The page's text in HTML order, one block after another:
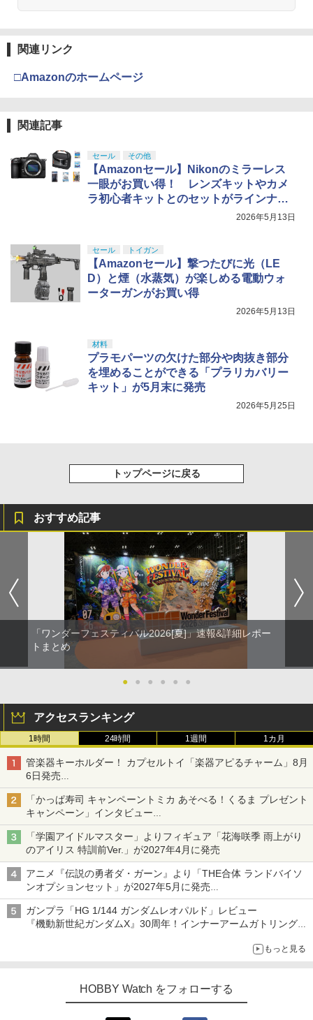
関連リンク
□Amazonのホームページ
関連記事
セール その他
【Amazonセール】Nikonのミラーレス
一眼がお買い得！ レンズキットやカメ
ラ初心者キットとのセットがラインナッ
2026年5月13日
セール トイガン
【Amazonセール】撃つたびに光（LE
D）と煙（水蒸気）が楽しめる電動ウォ
ーターガンがお買い得
2026年5月13日
材料
プラモパーツの欠けた部分や肉抜き部分
を埋めることができる「プラリカバリー
キット」が5月末に発売
2026年5月25日
トップページに戻る
おすすめ記事
「ワンダーフェスティバル2026[夏]」速報&詳細レポー
トまとめ
● ● ● ● ● ●
アクセスランキング
1時間 24時間 1週間 1カ月
管楽器キーホルダー！ カプセルトイ「楽器アピるチャーム」8月
6日発売
チューバ、テナサクなど5種各3色
「かっぱ寿司 キャンペーントミカ あそべる！くるま プレゼント
キャンペーン」インタビュー
子どもが楽しめるかっぱ寿司ならではの体験とコラボの楽しさを
追求
「学園アイドルマスター」よりフィギュア「花海咲季 雨上がり
のアイリス 特訓前Ver.」が2027年4月に発売
アニメ『伝説の勇者ダ・ガーン』より「THE合体 ランドバイソ
ンオプションセット」が2027年5月に発売
「THE合体ランドバイソン」と連動するオプションパーツセット
ガンプラ「HG 1/144 ガンダムレオパルド」レビュー
『機動新世紀ガンダムX』30周年！インナーアームガトリングの
もっと見る
HOBBY Watch をフォローする